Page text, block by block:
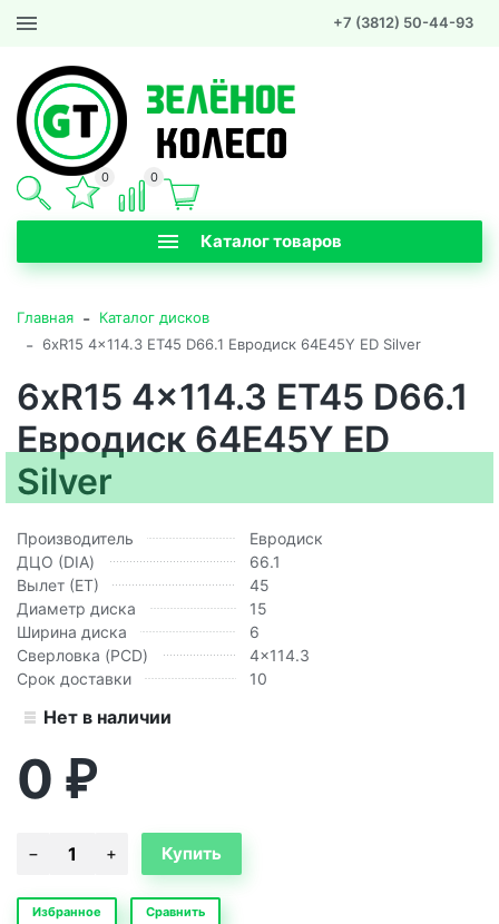
+7 (3812) 50-44-93
Каталог товаров
0 0
Главная - Каталог дисков
- 6xR15 4x114.3 ET45 D66.1 Евродиск 64E45Y ED Silver
6xR15 4x114.3 ET45 D66.1
Евродиск 64E45Y ED
Silver
Производитель
Евродиск
ДЦО (DIA)
66.1
Вылет (ЕТ)
45
Диаметр диска
15
Ширина диска
6
Сверловка (PCD)
4x114.3
Срок доставки
10
Нет в наличии
0 ₽
Избранное Сравнить